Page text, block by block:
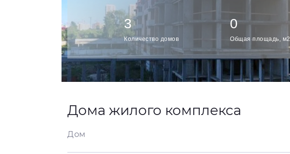
3
Количество домов
0
Общая площадь, м2
Дома жилого комплекса
Дом